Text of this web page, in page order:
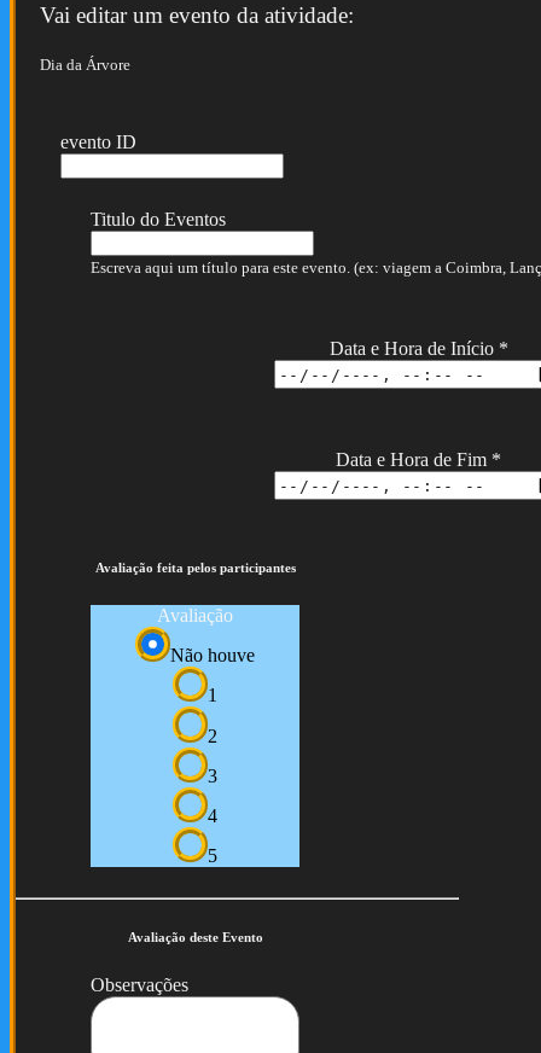
Vai editar um evento da atividade:
Dia da Árvore
evento ID
Titulo do Eventos
Escreva aqui um título para este evento. (ex: viagem a Coimbra,
Data e Hora de Início *
Data e Hora de Fim *
Avaliação feita pelos participantes
Avaliação
Não houve
1
2
3
4
5
Avaliação deste Evento
Observações